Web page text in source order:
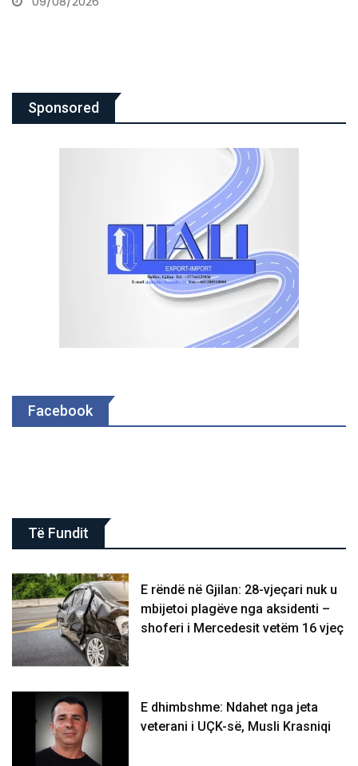
Sponsored
Facebook
Të Fundit
E rëndë në Gjilan: 28-vjeçari nuk u
mbijetoi plagëve nga aksidenti –
shoferi i Mercedesit vetëm 16 vjeç
E dhimbshme: Ndahet nga jeta
veterani i UÇK-së, Musli Krasniqi